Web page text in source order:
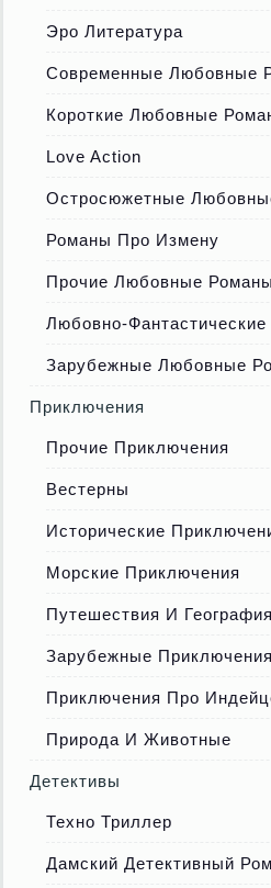
Эро Литература
Современные Любовные
Короткие Любовные
Love Action
Остросюжетные
Романы Про Измену
Прочие Любовные Романы
Любовно-
Зарубежные Любовные
Приключения
Прочие Приключения
Вестерны
Исторические
Морские Приключения
Путешествия И География
Зарубежные Приключения
Приключения Про
Природа И Животные
Детективы
Техно Триллер
Дамский Детективный